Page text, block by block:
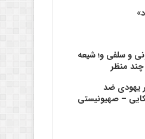
و سلفی و؛ شیعه
چند منظر
یهودی ضد
– صهیونیستی